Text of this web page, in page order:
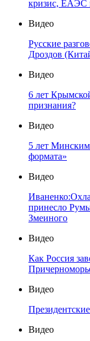
кризис, ЕАЭС
Видео
Русские
Дроздов
Видео
6 лет
признания?
Видео
5 лет
формата»
Видео
принесло
Змеиного
Видео
Как Россия
Видео
Видео